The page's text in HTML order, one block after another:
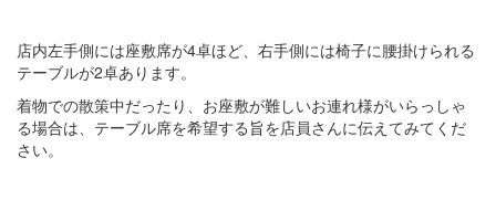
店内左手側には座敷席が4卓ほど、右手側には椅子に腰掛けられる
テーブルが2卓あります。
着物での散策中だったり、お座敷が難しいお連れ様がいらっしゃ
る場合は、テーブル席を希望する旨を店員さんに伝えてみてくだ
さい。